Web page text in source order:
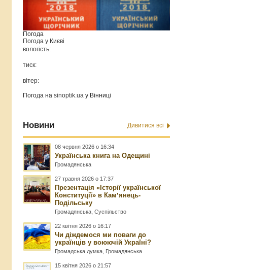
Погода
Погода у Києві
вологість:
тиск:
вітер:
Погода наsinoptik.ua у Вінниці
Новини Дивитися всі
08 червня 2026 о 16:34
Українська книга на Одещині
Громадянська
27 травня 2026 о 17:37
Презентація «Історії української
Конституції» в Камʼянець-
Подільську
Громадянська ,Суспільство
22 квітня 2026 о 16:17
Чи діждемося ми поваги до
українців у воюючій Україні?
Громадська думка Громадянська
15 квітня 2026 о 21:57